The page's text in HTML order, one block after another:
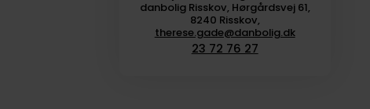
danbolig Risskov, Hørgårdsvej 61,
8240 Risskov,
therese.gade@danbolig.dk
23 72 76 27